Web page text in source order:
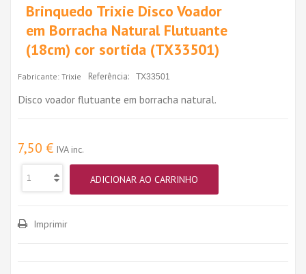
Brinquedo Trixie Disco Voador
em Borracha Natural Flutuante
(18cm) cor sortida (TX33501)
Fabricante: Trixie Referência: TX33501
Disco voador flutuante em borracha natural.
7,50 € IVA inc.
ADICIONAR AO CARRINHO
Imprimir